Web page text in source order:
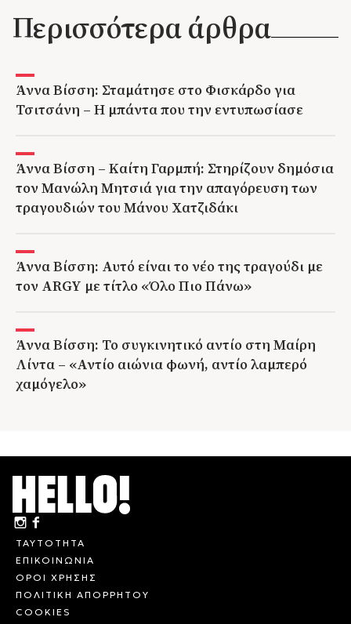
Περισσότερα άρθρα
Άννα Βίσση: Σταμάτησε στο Φισκάρδο για
Τσιτσάνη – Η μπάντα που την εντυπωσίασε
Άννα Βίσση – Καίτη Γαρμπή: Στηρίζουν δημόσια
τον Μανώλη Μητσιά για την απαγόρευση των
τραγουδιών του Μάνου Χατζιδάκι
Άννα Βίσση: Αυτό είναι το νέο της τραγούδι με
τον ARGY με τίτλο «Όλο Πιο Πάνω»
Άννα Βίσση: Το συγκινητικό αντίο στη Μαίρη
Λίντα – «Αντίο αιώνια φωνή, αντίο λαμπερό
χαμόγελο»
ΤΑΥΤΟΤΗΤΑ
ΕΠΙΚΟΙΝΩΝΙΑ
ΟΡΟΙ ΧΡΗΣΗΣ
ΠΟΛΙΤΙΚΗ ΑΠΟΡΡΗΤΟΥ
COOKIES